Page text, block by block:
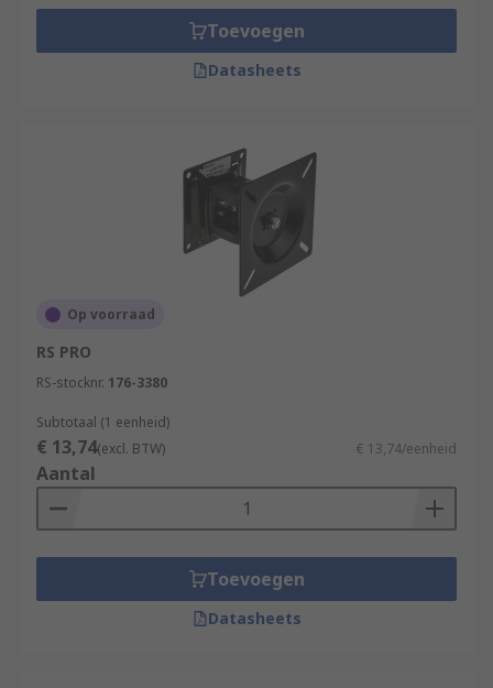
Toevoegen
Datasheets
Op voorraad
RS PRO
RS-stocknr. 176-3380
Subtotaal (1 eenheid)
€ 13,74(excl. BTW) € 13,74/eenheid
Aantal
Toevoegen
Datasheets